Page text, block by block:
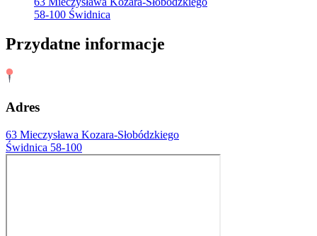
58-100 Świdnica
Przydatne informacje
Adres
63 Mieczysława Kozara-Słobódzkiego
Świdnica 58-100